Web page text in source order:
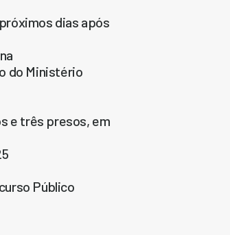
dias após
do Ministério
e três presos, em
Público